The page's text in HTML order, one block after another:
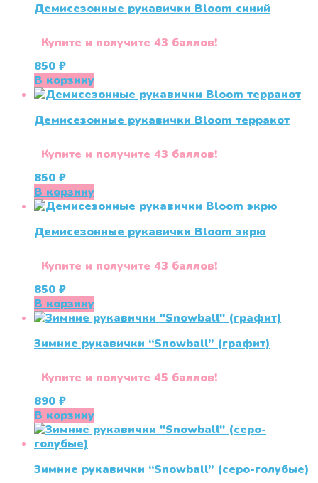
Демисезонные рукавички Bloom синий
Купите и получите 43 баллов!
850 ₽
В корзину
Демисезонные рукавички Bloom терракот
Купите и получите 43 баллов!
850 ₽
В корзину
Демисезонные рукавички Bloom экрю
Купите и получите 43 баллов!
850 ₽
В корзину
Зимние рукавички “Snowball” (графит)
Купите и получите 45 баллов!
890 ₽
В корзину
Зимние рукавички “Snowball” (серо-голубые)